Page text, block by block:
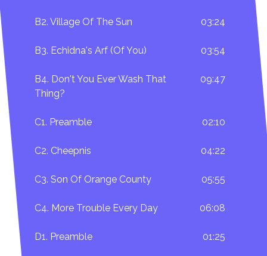
B2. Village Of The Sun 03:24
B3. Echidna's Arf (Of You) 03:54
B4. Don't You Ever Wash That
Thing?
09:47
C1. Preamble 02:10
C2. Cheepnis 04:22
C3. Son Of Orange County 05:55
C4. More Trouble Every Day 06:08
D1. Preamble 01:25